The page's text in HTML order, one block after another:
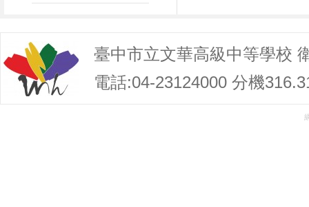
臺中市立文華高級中等學校
電話:04-23124000 分機